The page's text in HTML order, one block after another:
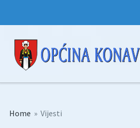
Home » Vijesti